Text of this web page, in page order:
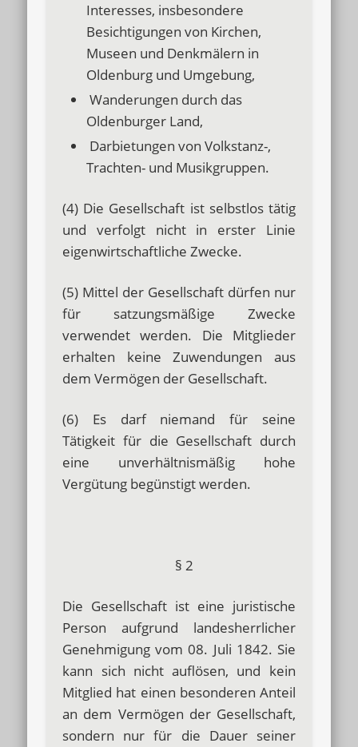
Interesses, insbesondere
Besichtigungen von Kirchen,
Museen und Denkmälern in
Oldenburg und Umgebung,
Wanderungen durch das
Oldenburger Land,
Darbietungen von Volkstanz-,
Trachten- und Musikgruppen.
(4) Die Gesellschaft ist selbstlos tätig
und verfolgt nicht in erster Linie
eigenwirtschaftliche Zwecke.
(5) Mittel der Gesellschaft dürfen nur
für satzungsmäßige Zwecke
verwendet werden. Die Mitglieder
erhalten keine Zuwendungen aus
dem Vermögen der Gesellschaft.
(6) Es darf niemand für seine
Tätigkeit für die Gesellschaft durch
eine unverhältnismäßig hohe
Vergütung begünstigt werden.
§ 2
Die Gesellschaft ist eine juristische
Person aufgrund landesherrlicher
Genehmigung vom 08. Juli 1842. Sie
kann sich nicht auflösen, und kein
Mitglied hat einen besonderen Anteil
an dem Vermögen der Gesellschaft,
sondern nur für die Dauer seiner